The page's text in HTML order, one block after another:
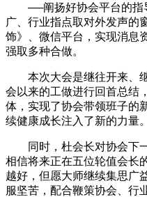
──阐扬好协会平台的指
广、行业指点取对外发声的
饰》、微信平台，实现消息
强取多种合做。
本次大会是继往开来、继
会以来的工做进行回首总结
体，实现了协会带领班子的
续健康成长注入了新的力量。
同时，杜会长对协会下一
相信将来正在五位轮值会长
越好，但愿大师继续集思广
服坚苦，配合鞭策协会、行